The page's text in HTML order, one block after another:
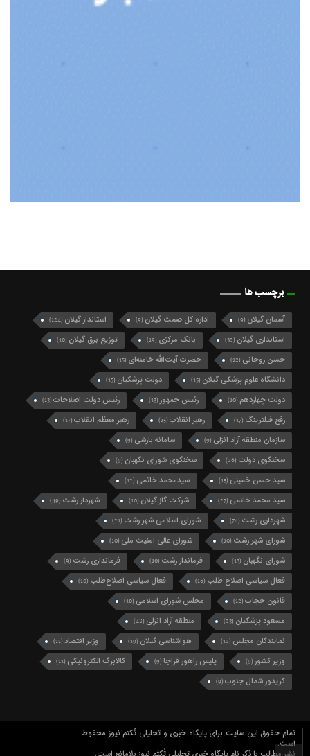
برچسب ها
آسمان گیلان (9) اداره کل صمت گیلان (9) استاندار گیلان (124)
استانداری گیلان (32) بانک مرکزی (19) توزیع برق گیلان (10)
حسن روحانی (12) حضرت آیت‌الله خامنه‌ای (15)
دانشگاه علوم پزشکی گیلان (15) دولت پزشکیان (15)
دولت چهاردهم (10) رئیس جمهور(13) رئیس دولت اصلاحات(13)
رفع فیلترینگ (17) رهبر انقلاب(15) رهبر معظم انقلاب(17)
سازمان منطقه آزاد انزلی (9) سامانه بارشی (9)
سخنگوی دولت (26) سخنگوی شورای نگهبان (9)
سید حسن خمینی (15) سیدمحمد خاتمی (12)
سید محمد خاتمی (27) شرکت گاز گیلان (10) شهردار رشت (49)
شهرداری رشت (74) شورای اسلامی شهر رشت (21)
شورای شهر رشت (10) شورای عالی امنیت ملی (10)
شورای نگهبان (13) فرماندار رشت (10) فرمانداری رشت (9)
فعال سیاسی اصلاح طلب (16) فعال سیاسی اصلاح‌طلب (10)
قانون حجاب(12) مجلس شورای اسلامی (10)
مسعود پزشکیان (23) منطقه آزاد انزلی (48)
نمایندگان مجلس (12) هواشناسی گیلان (19) وزیر اقتصاد(11)
وزیر کشور(9) پلیس راهور فراجا (9) کالابرگ الکترونیکی (11)
کریدور شمال جنوب(9)
تمام حقوق این سایت برای پایگاه خبری و تحلیلی تُکتم نیوز محفوظ
است.